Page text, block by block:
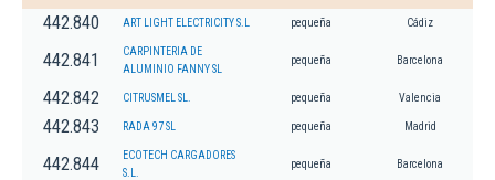
442.840 ART LIGHT ELECTRICITY S.L pequeña Cádiz
442.841
CARPINTERIA DE
ALUMINIO FANNY SL
pequeña Barcelona
442.842 CITRUSMEL SL. pequeña Valencia
442.843 RADA 97 SL pequeña Madrid
442.844
ECOTECH CARGADORES
S.L.
pequeña Barcelona